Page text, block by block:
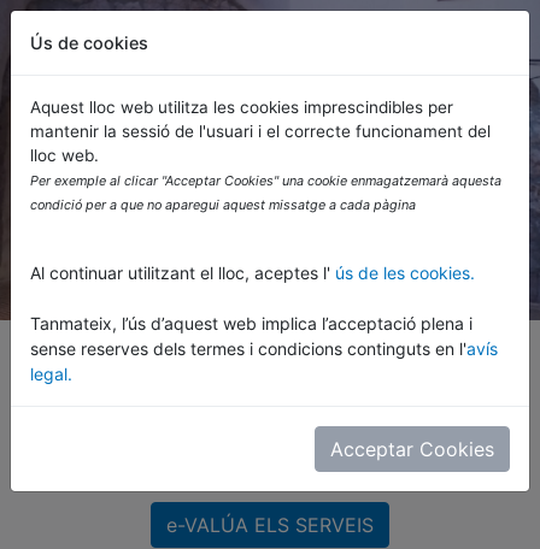
Ús de cookies
Aquest lloc web utilitza les cookies imprescindibles per
mantenir la sessió de l'usuari i el correcte funcionament del
lloc web.
Per exemple al clicar "Acceptar Cookies" una cookie enmagatzemarà aquesta
condició per a que no aparegui aquest missatge a cada pàgina
Al continuar utilitzant el lloc, aceptes l' ús de les cookies.
Tanmateix, l’ús d’aquest web implica l’acceptació plena i
sense reserves dels termes i condicions continguts en l'avís
legal.
Acceptar Cookies
Ajuntament d'Alió
<< PARTICIPA
Consulta totes les avaluacions dels
e-VALÚA ELS SERVEIS